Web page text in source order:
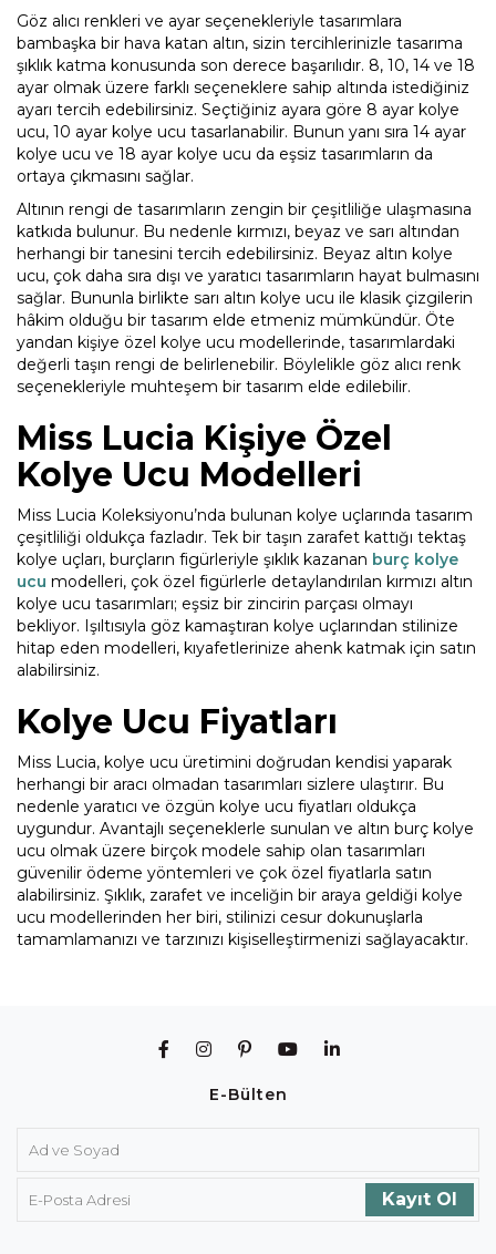
Göz alıcı renkleri ve ayar seçenekleriyle tasarımlara
bambaşka bir hava katan altın, sizin tercihlerinizle tasarıma
şıklık katma konusunda son derece başarılıdır. 8, 10, 14 ve 18
ayar olmak üzere farklı seçeneklere sahip altında istediğiniz
ayarı tercih edebilirsiniz. Seçtiğiniz ayara göre 8 ayar kolye
ucu, 10 ayar kolye ucu tasarlanabilir. Bunun yanı sıra 14 ayar
kolye ucu ve 18 ayar kolye ucu da eşsiz tasarımların da
ortaya çıkmasını sağlar.
Altının rengi de tasarımların zengin bir çeşitliliğe ulaşmasına
katkıda bulunur. Bu nedenle kırmızı, beyaz ve sarı altından
herhangi bir tanesini tercih edebilirsiniz. Beyaz altın kolye
ucu, çok daha sıra dışı ve yaratıcı tasarımların hayat bulmasını
sağlar. Bununla birlikte sarı altın kolye ucu ile klasik çizgilerin
hâkim olduğu bir tasarım elde etmeniz mümkündür. Öte
yandan kişiye özel kolye ucu modellerinde, tasarımlardaki
değerli taşın rengi de belirlenebilir. Böylelikle göz alıcı renk
seçenekleriyle muhteşem bir tasarım elde edilebilir.
Miss Lucia Kişiye Özel
Kolye Ucu Modelleri
Miss Lucia Koleksiyonu’nda bulunan kolye uçlarında tasarım
çeşitliliği oldukça fazladır. Tek bir taşın zarafet kattığı tektaş
kolye uçları, burçların figürleriyle şıklık kazanan burç kolye
ucu modelleri, çok özel figürlerle detaylandırılan kırmızı altın
kolye ucu tasarımları; eşsiz bir zincirin parçası olmayı
bekliyor. Işıltısıyla göz kamaştıran kolye uçlarından stilinize
hitap eden modelleri, kıyafetlerinize ahenk katmak için satın
alabilirsiniz.
Kolye Ucu Fiyatları
Miss Lucia, kolye ucu üretimini doğrudan kendisi yaparak
herhangi bir aracı olmadan tasarımları sizlere ulaştırır. Bu
nedenle yaratıcı ve özgün kolye ucu fiyatları oldukça
uygundur. Avantajlı seçeneklerle sunulan ve altın burç kolye
ucu olmak üzere birçok modele sahip olan tasarımları
güvenilir ödeme yöntemleri ve çok özel fiyatlarla satın
alabilirsiniz. Şıklık, zarafet ve inceliğin bir araya geldiği kolye
ucu modellerinden her biri, stilinizi cesur dokunuşlarla
tamamlamanızı ve tarzınızı kişiselleştirmenizi sağlayacaktır.
E-Bülten